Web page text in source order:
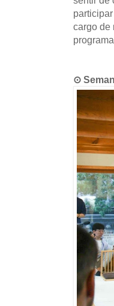
cargo de
⊙